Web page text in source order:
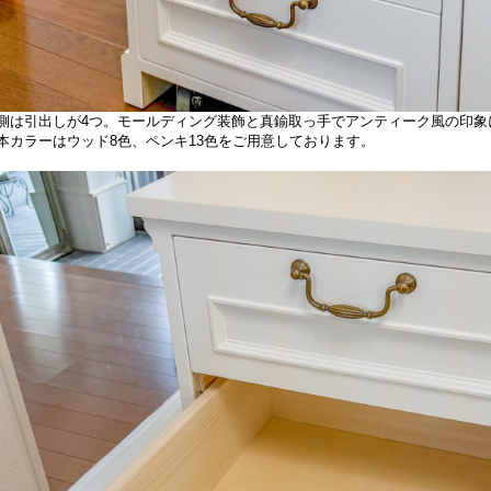
は引出しが4つ。モールディング装飾と真鍮取っ手でアンティーク風の印象
カラーはウッド8色、ペンキ13色をご用意しております。